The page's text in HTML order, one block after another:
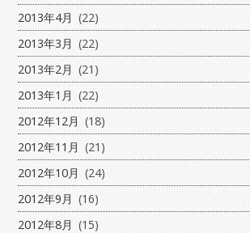
2013年4月 (22)
2013年3月 (22)
2013年2月 (21)
2013年1月 (22)
2012年12月 (18)
2012年11月 (21)
2012年10月 (24)
2012年9月 (16)
2012年8月 (15)